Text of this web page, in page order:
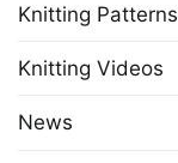
Knitting Patterns
Knitting Videos
News